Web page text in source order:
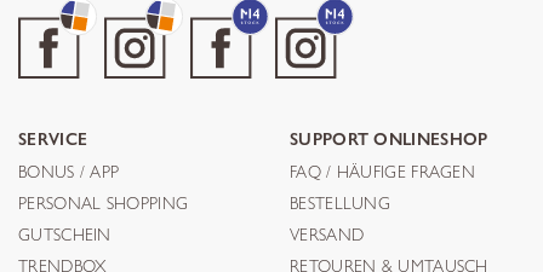
SERVICE
BONUS / APP
PERSONAL SHOPPING
GUTSCHEIN
TRENDBOX
SUPPORT ONLINESHOP
FAQ / HÄUFIGE FRAGEN
BESTELLUNG
VERSAND
RETOUREN & UMTAUSCH